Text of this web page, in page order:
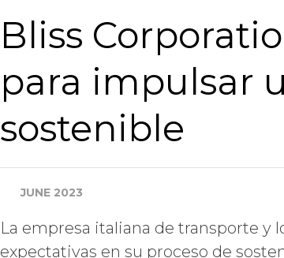
Bliss
para impulsar
sostenible
JUNE 2023
La empresa italiana de transporte y
expectativas en su proceso de